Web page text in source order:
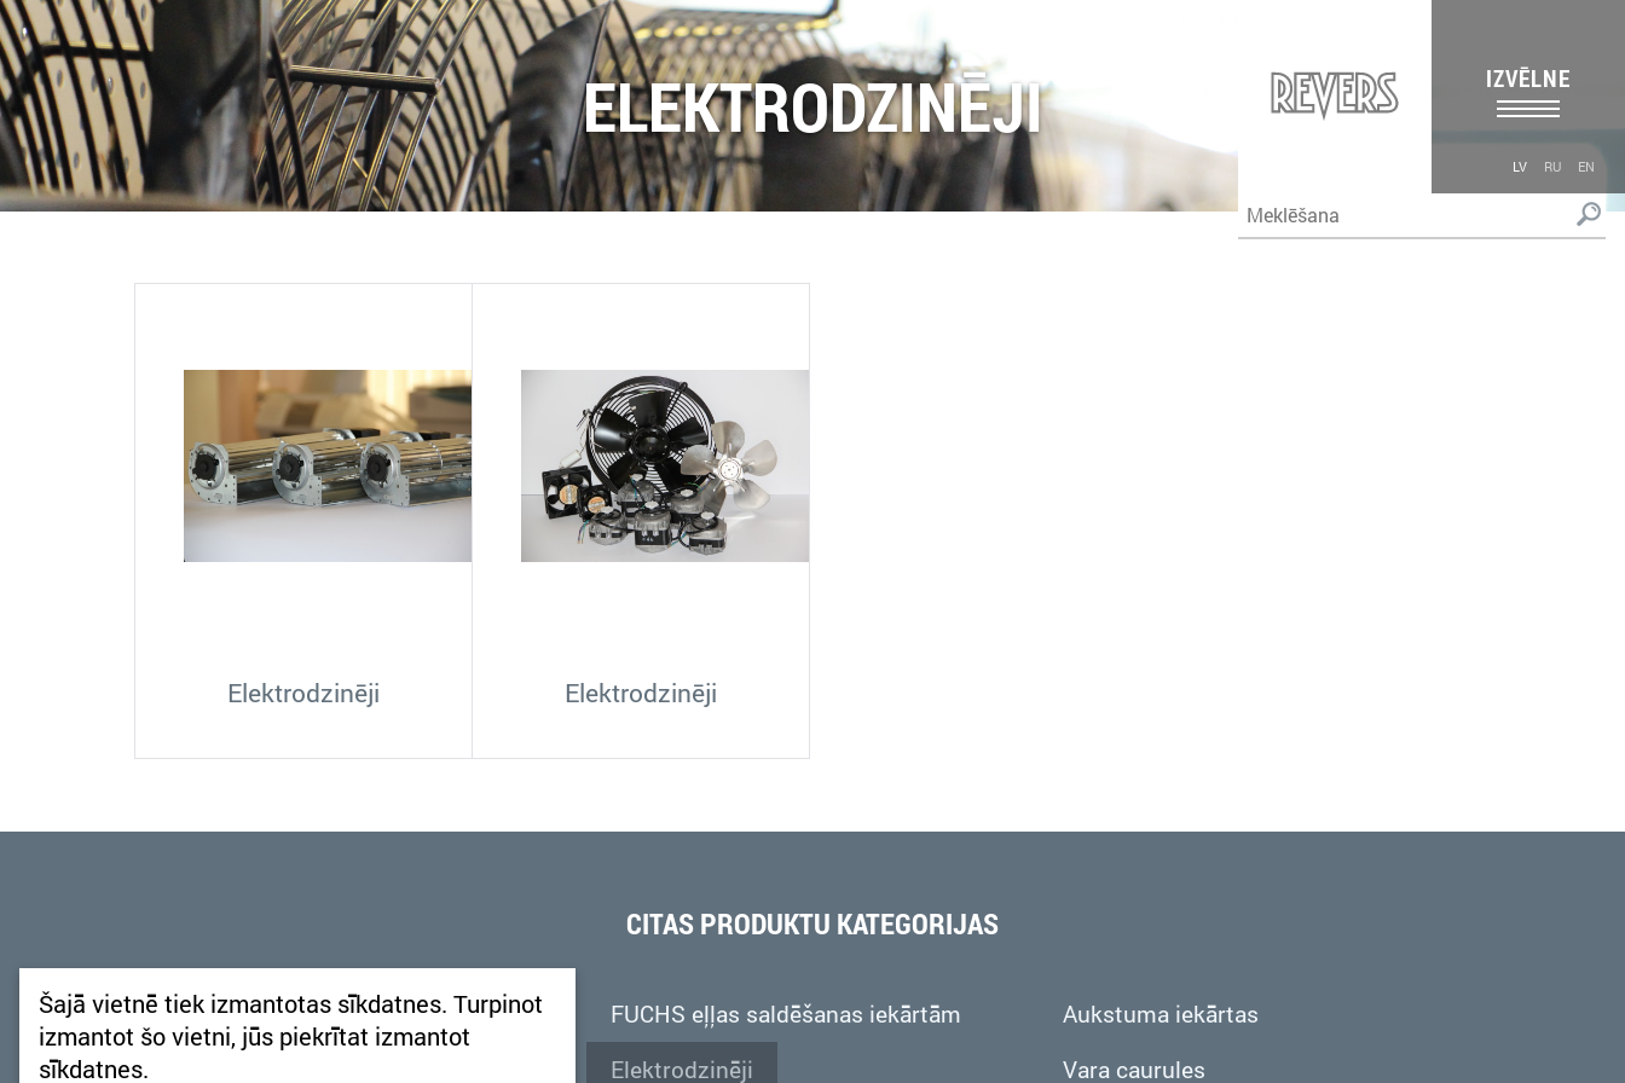
IZVĒLNE
LV RU EN
ELEKTRODZINĒJI
Elektrodzinēji Elektrodzinēji
CITAS PRODUKTU KATEGORIJAS
Aukstuma aģenti FUCHS eļļas saldēšanas iekārtām
Aukstuma iekārtas
Elektrodzinēji Vara caurules
Šajā vietnē tiek izmantotas sīkdatnes. Turpinot
izmantot šo vietni, jūs piekrītat izmantot
sīkdatnes.